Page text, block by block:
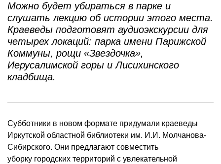
Можно будет убираться в парке и
слушать лекцию об истории этого места.
Краеведы подготовят аудиоэкскурсии для
четырех локаций: парка имени Парижской
Коммуны, рощи «Звездочка»,
Иерусалимской горы и Лисихинского
кладбища.
Субботники в новом формате придумали краеведы
Иркутской областной библиотеки им. И.И. Молчанова-
Сибирского. Они предлагают совместить
уборку городских территорий с увлекательной